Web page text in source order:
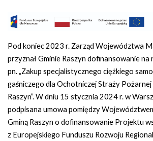
Pod koniec 2023 r. Zarząd Województwa
przyznał Gminie Raszyn dofinansowanie
pn. „Zakup specjalistycznego ciężkiego
gaśniczego dla Ochotniczej Straży Pożarnej
Raszyn”. W dniu 15 stycznia 2024 r. w
podpisana umowa pomiędzy
Gminą Raszyn o dofinansowanie Projektu
z Europejskiego Funduszu Rozwoju